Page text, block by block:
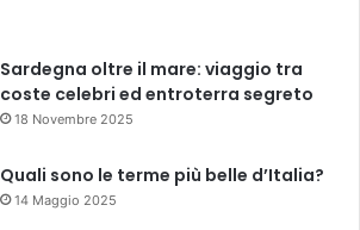
Sardegna oltre il mare: viaggio tra
coste celebri ed entroterra segreto
18 Novembre 2025
Quali sono le terme più belle d’Italia?
14 Maggio 2025